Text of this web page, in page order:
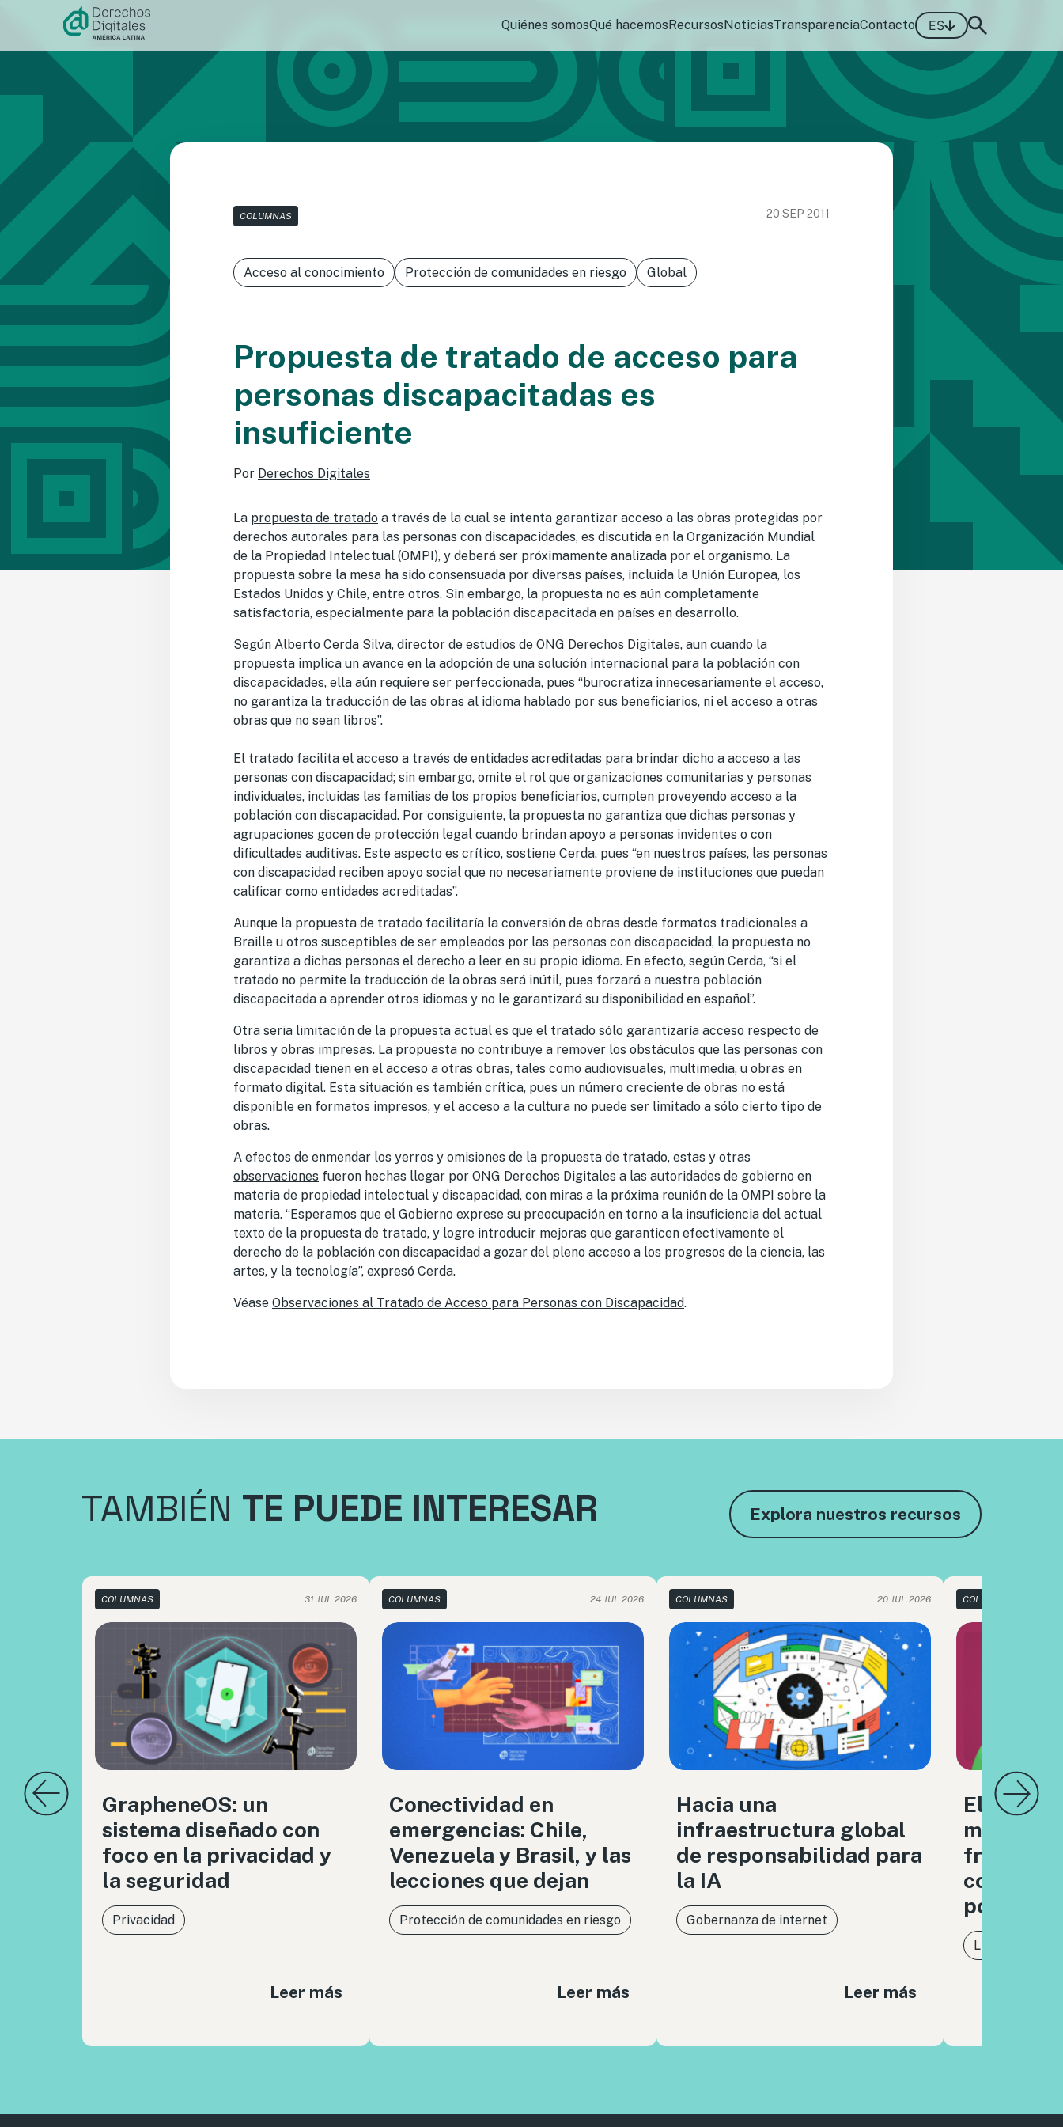
contenido
Quiénes somosQué hacemosRecursosNoticiasTransparenciaContacto ES
COLUMNAS 20 SEP 2011
Acceso al conocimiento Protección de comunidades en riesgo Global
Propuesta de tratado de acceso para
personas discapacitadas es
insuficiente
Por Derechos Digitales
La propuesta de tratado a través de la cual se intenta garantizar acceso a las obras protegidas por
derechos autorales para las personas con discapacidades, es discutida en la Organización Mundial
de la Propiedad Intelectual (OMPI), y deberá ser próximamente analizada por el organismo. La
propuesta sobre la mesa ha sido consensuada por diversas países, incluida la Unión Europea, los
Estados Unidos y Chile, entre otros. Sin embargo, la propuesta no es aún completamente
satisfactoria, especialmente para la población discapacitada en países en desarrollo.
Según Alberto Cerda Silva, director de estudios de ONG Derechos Digitales, aun cuando la
propuesta implica un avance en la adopción de una solución internacional para la población con
discapacidades, ella aún requiere ser perfeccionada, pues “burocratiza innecesariamente el acceso,
no garantiza la traducción de las obras al idioma hablado por sus beneficiarios, ni el acceso a otras
obras que no sean libros”.
El tratado facilita el acceso a través de entidades acreditadas para brindar dicho a acceso a las
personas con discapacidad; sin embargo, omite el rol que organizaciones comunitarias y personas
individuales, incluidas las familias de los propios beneficiarios, cumplen proveyendo acceso a la
población con discapacidad. Por consiguiente, la propuesta no garantiza que dichas personas y
agrupaciones gocen de protección legal cuando brindan apoyo a personas invidentes o con
dificultades auditivas. Este aspecto es crítico, sostiene Cerda, pues “en nuestros países, las personas
con discapacidad reciben apoyo social que no necesariamente proviene de instituciones que puedan
calificar como entidades acreditadas”.
Aunque la propuesta de tratado facilitaría la conversión de obras desde formatos tradicionales a
Braille u otros susceptibles de ser empleados por las personas con discapacidad, la propuesta no
garantiza a dichas personas el derecho a leer en su propio idioma. En efecto, según Cerda, “si el
tratado no permite la traducción de la obras será inútil, pues forzará a nuestra población
discapacitada a aprender otros idiomas y no le garantizará su disponibilidad en español”.
Otra seria limitación de la propuesta actual es que el tratado sólo garantizaría acceso respecto de
libros y obras impresas. La propuesta no contribuye a remover los obstáculos que las personas con
discapacidad tienen en el acceso a otras obras, tales como audiovisuales, multimedia, u obras en
formato digital. Esta situación es también crítica, pues un número creciente de obras no está
disponible en formatos impresos, y el acceso a la cultura no puede ser limitado a sólo cierto tipo de
obras.
A efectos de enmendar los yerros y omisiones de la propuesta de tratado, estas y otras
observaciones fueron hechas llegar por ONG Derechos Digitales a las autoridades de gobierno en
materia de propiedad intelectual y discapacidad, con miras a la próxima reunión de la OMPI sobre la
materia. “Esperamos que el Gobierno exprese su preocupación en torno a la insuficiencia del actual
texto de la propuesta de tratado, y logre introducir mejoras que garanticen efectivamente el
derecho de la población con discapacidad a gozar del pleno acceso a los progresos de la ciencia, las
artes, y la tecnología”, expresó Cerda.
Véase Observaciones al Tratado de Acceso para Personas con Discapacidad.
TAMBIÉN TE PUEDE INTERESAR Explora nuestros recursos
COLUMNAS 31 JUL 2026
GrapheneOS: un
sistema diseñado con
foco en la privacidad y
la seguridad
Privacidad
Leer más
COLUMNAS 24 JUL 2026
Conectividad en
emergencias: Chile,
Venezuela y Brasil, y las
lecciones que dejan
Protección de comunidades en riesgo
Leer más
COLUMNAS 20 JUL 2026
Hacia una
infraestructura global
de responsabilidad para
la IA
Gobernanza de internet
Leer más
COLUMNAS
El
medios
frente a
poder
Libertad de